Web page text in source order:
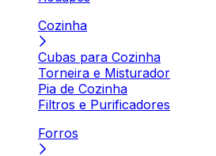
Cozinha
Cubas para Cozinha
Torneira e Misturador
Pia de Cozinha
Filtros e Purificadores
Forros